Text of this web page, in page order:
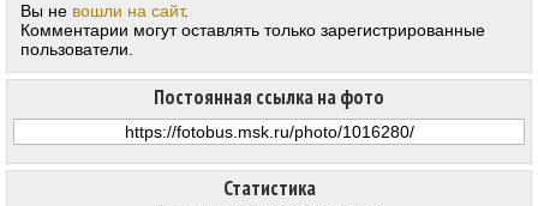
Статистика
Постоянная ссылка на фото
Вы не вошли на сайт.
Комментарии могут оставлять только зарегистрированные
пользователи.